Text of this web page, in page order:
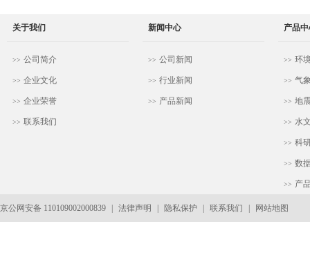
关于我们
>> 公司简介
>> 企业文化
>> 企业荣誉
>> 联系我们
新闻中心
>> 公司新闻
>> 行业新闻
>> 产品新闻
产品
>> 环
>> 气
>> 地
>> 水
>> 科
>> 数
>> 产
京公网安备 110109002000839 法律声明 隐私保护 联系我们 网站地图